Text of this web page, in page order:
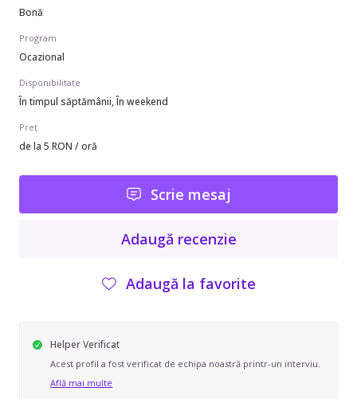
Bonă
Program
Ocazional
Disponibilitate
În timpul săptămânii, În weekend
Preț
de la 5 RON / oră
Scrie mesaj
Adaugă recenzie
Adaugă la favorite
Helper Verificat
Acest profil a fost verificat de echipa noastră printr-un interviu.
Află mai multe